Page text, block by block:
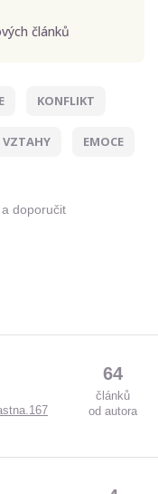
článků
KONFLIKT
VZTAHY EMOCE
doporučit
64
článků
od autora